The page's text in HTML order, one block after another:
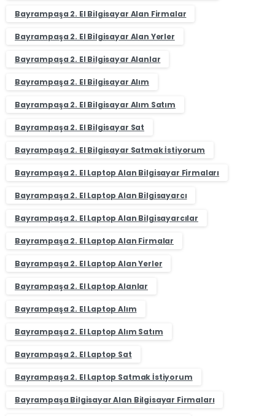
Bayrampaşa 2. El Bilgisayar Alan Firmalar
Bayrampaşa 2. El Bilgisayar Alan Yerler
Bayrampaşa 2. El Bilgisayar Alanlar
Bayrampaşa 2. El Bilgisayar Alım
Bayrampaşa 2. El Bilgisayar Alım Satım
Bayrampaşa 2. El Bilgisayar Sat
Bayrampaşa 2. El Bilgisayar Satmak İstiyorum
Bayrampaşa 2. El Laptop Alan Bilgisayar Firmaları
Bayrampaşa 2. El Laptop Alan Bilgisayarcı
Bayrampaşa 2. El Laptop Alan Bilgisayarcılar
Bayrampaşa 2. El Laptop Alan Firmalar
Bayrampaşa 2. El Laptop Alan Yerler
Bayrampaşa 2. El Laptop Alanlar
Bayrampaşa 2. El Laptop Alım
Bayrampaşa 2. El Laptop Alım Satım
Bayrampaşa 2. El Laptop Sat
Bayrampaşa 2. El Laptop Satmak İstiyorum
Bayrampaşa Bilgisayar Alan Bilgisayar Firmaları